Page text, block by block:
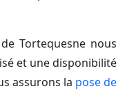
Tortequesne nous
et une disponibilité
assurons la pose de